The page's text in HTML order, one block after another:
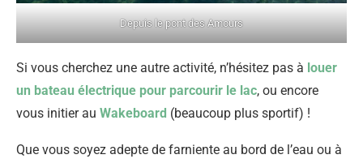
Depuis le pont des Amours
Si vous cherchez une autre activité, n’hésitez pas à louer
un bateau électrique pour parcourir le lac, ou encore
vous initier au Wakeboard (beaucoup plus sportif) !
Que vous soyez adepte de farniente au bord de l’eau ou à